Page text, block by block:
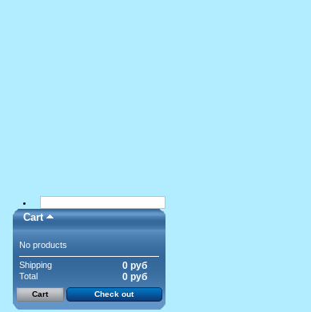
Cart
No products
Shipping 0 руб
Total 0 руб
Cart Check out